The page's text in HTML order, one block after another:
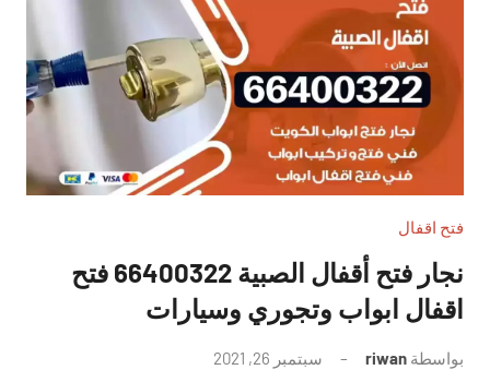
فتح اقفال
نجار فتح أقفال الصبية 66400322 فتح
اقفال ابواب وتجوري وسيارات
بواسطة riwan سبتمبر 26, 2021